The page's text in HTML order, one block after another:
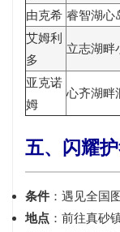
由克希 睿智湖心
艾姆利
多
立志湖畔
亚克诺
姆
心齐湖畔
五、闪耀
条件 ： 遇见全国
地点 ：前往真砂